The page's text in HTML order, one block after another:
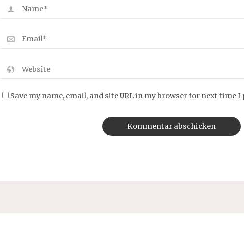
Save my name, email, and site URL in my browser for next time